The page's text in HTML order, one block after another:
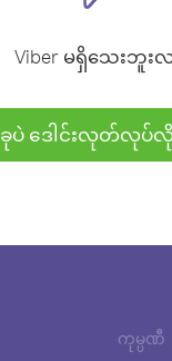
Viber မရှိသေးဘူးလ
ခုပဲ ဒေါင်းလုတ်လုပ်
ကုမ္ပဏီ